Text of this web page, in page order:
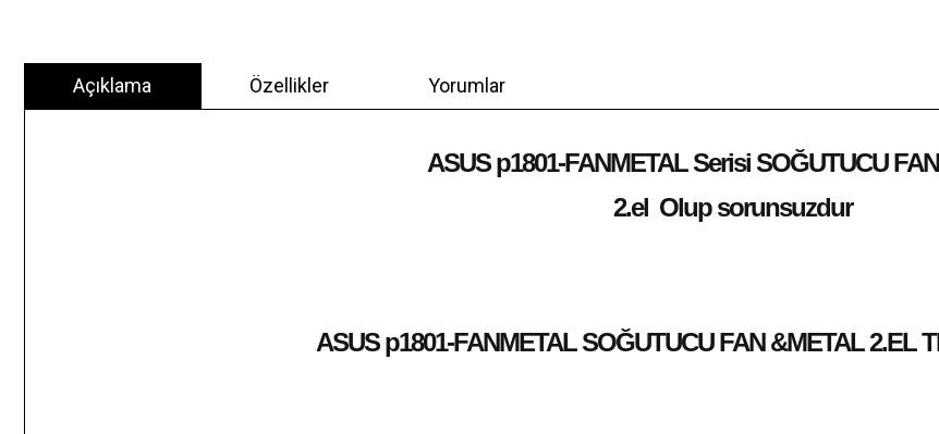
Açıklama Özellikler Yorumlar
ASUS p1801-FANMETAL Serisi SOĞUTUCU
2.el Olup sorunsuzdur
ASUS p1801-FANMETAL SOĞUTUCU FAN &METAL 2.EL